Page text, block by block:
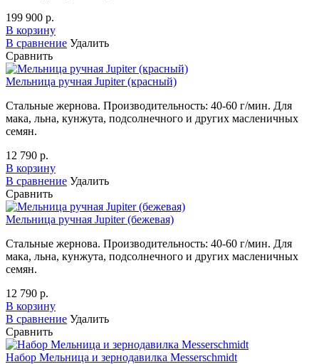
199 900 р.
В корзину
В сравнение Удалить
Сравнить
Мельница ручная Jupiter (красный)
Стальные жернова. Производительность: 40-60 г/мин. Для
мака, льна, кунжута, подсолнечного и других масленичных
семян.
12 790 р.
В корзину
В сравнение Удалить
Сравнить
Мельница ручная Jupiter (бежевая)
Стальные жернова. Производительность: 40-60 г/мин. Для
мака, льна, кунжута, подсолнечного и других масленичных
семян.
12 790 р.
В корзину
В сравнение Удалить
Сравнить
Набор Мельница и зернодавилка Messerschmidt